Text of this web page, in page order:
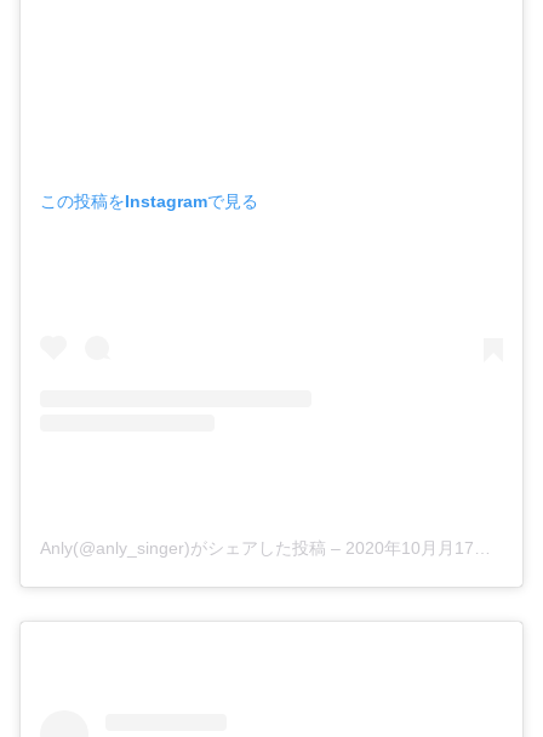
この投稿をInstagramで見る
Anly(@anly_singer)がシェアした投稿 – 2020年10月月17日午後5時35分PDT